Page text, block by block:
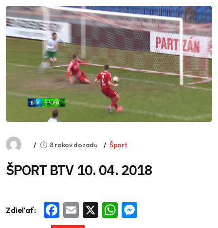
8 rokov dozadu Šport
ŠPORT BTV 10. 04. 2018
Zdieľať: Facebook
Email WhatsApp